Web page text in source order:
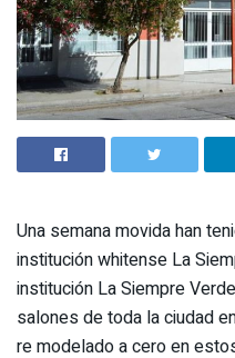
Una semana movida han
institución whitense La
institución La Siempre
salones de toda la ciudad
re modelado a cero en